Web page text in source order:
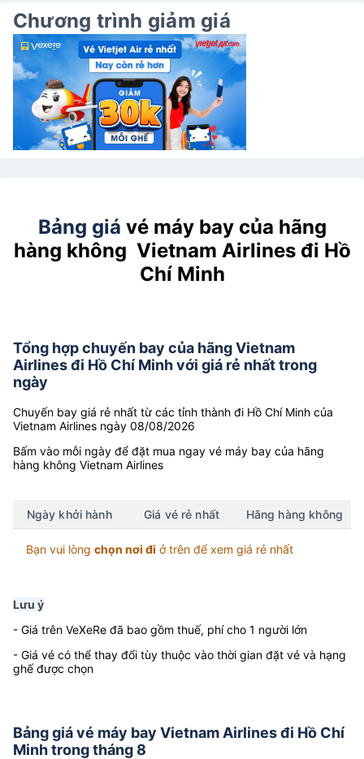
Chương trình giảm giá
Bảng giá vé máy bay của hãng
hàng không Vietnam Airlines đi Hồ
Chí Minh
Tổng hợp chuyến bay của hãng Vietnam
Airlines đi Hồ Chí Minh với giá rẻ nhất trong
ngày
Chuyến bay giá rẻ nhất từ các tỉnh thành đi Hồ Chí Minh của
Vietnam Airlines ngày 08/08/2026
Bấm vào mỗi ngày để đặt mua ngay vé máy bay của hãng
hàng không Vietnam Airlines
Ngày khởi hành Giá vé rẻ nhất Hãng hàng không
Bạn vui lòng chọn nơi đi ở trên để xem giá rẻ nhất
Lưu ý
- Giá trên VeXeRe đã bao gồm thuế, phí cho 1 người lớn
- Giá vé có thể thay đổi tùy thuộc vào thời gian đặt vé và hạng
ghế được chọn
Bảng giá vé máy bay Vietnam Airlines đi Hồ Chí
Minh trong tháng 8